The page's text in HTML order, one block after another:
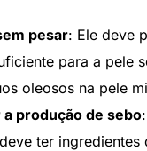
pesar: Ele deve
para a pele
oleosos na pele
a produção de sebo
ter ingredientes